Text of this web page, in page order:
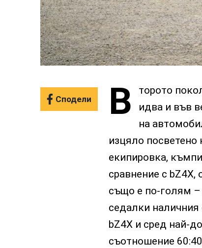
Сподели В
торото
идва и във
на
изцяло посветено
екипировка,
сравнение с
също е по-голям –
седалки
bZ4X и сред най-
съотношение